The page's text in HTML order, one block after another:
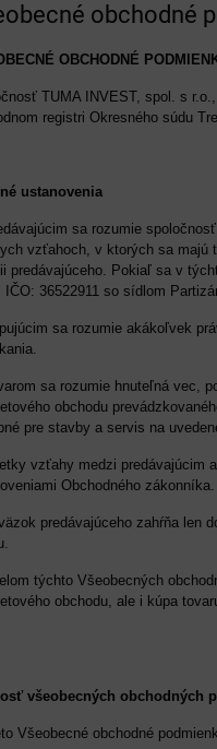
obchodné
OBCHODNÉ
TUMA INVEST, spol. s
registri Okresného súdu
ustanovenia
sa rozumie
vzťahoch, v ktorých sa majú
predávajúceho. Pokiaľ sa v
IČO: 36522911 so sídlom
sa rozumie akákoľvek
sa rozumie hnuteľná vec,
obchodu
pre stavby a servis na
vzťahy medzi predávajúcim
Obchodného zákonníka.
predávajúceho zahŕňa len
týchto Všeobecných
obchodu, ale i kúpa
všeobecných obchodných
Všeobecné obchodné